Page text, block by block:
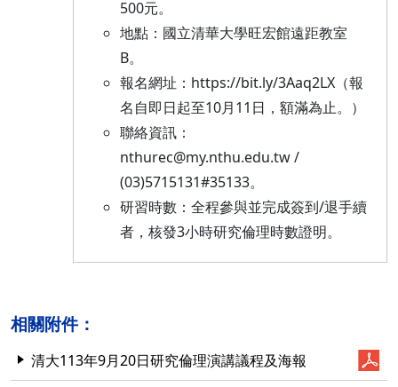
500元。
地點：國立清華大學旺宏館遠距教室
B。
報名網址：https://bit.ly/3Aaq2LX（報
名自即日起至10月11日，額滿為止。）
聯絡資訊：
nthurec@my.nthu.edu.tw /
(03)5715131#35133。
研習時數：全程參與並完成簽到/退手續
者，核發3小時研究倫理時數證明。
相關附件：
清大113年9月20日研究倫理演講議程及海報